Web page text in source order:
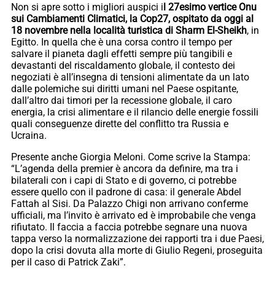
Non si apre sotto i migliori auspici il 27esimo vertice Onu
sui Cambiamenti Climatici, la Cop27, ospitato da oggi al
18 novembre nella località turistica di Sharm El-Sheikh, in
Egitto. In quella che è una corsa contro il tempo per
salvare il pianeta dagli effetti sempre più tangibili e
devastanti del riscaldamento globale, il contesto dei
negoziati è all’insegna di tensioni alimentate da un lato
dalle polemiche sui diritti umani nel Paese ospitante,
dall’altro dai timori per la recessione globale, il caro
energia, la crisi alimentare e il rilancio delle energie fossili
quali conseguenze dirette del conflitto tra Russia e
Ucraina.
Presente anche Giorgia Meloni. Come scrive la Stampa:
“L’agenda della premier è ancora da definire, ma tra i
bilaterali con i capi di Stato e di governo, ci potrebbe
essere quello con il padrone di casa: il generale Abdel
Fattah al Sisi. Da Palazzo Chigi non arrivano conferme
ufficiali, ma l’invito è arrivato ed è improbabile che venga
rifiutato. Il faccia a faccia potrebbe segnare una nuova
tappa verso la normalizzazione dei rapporti tra i due Paesi,
dopo la crisi dovuta alla morte di Giulio Regeni, proseguita
per il caso di Patrick Zaki”.